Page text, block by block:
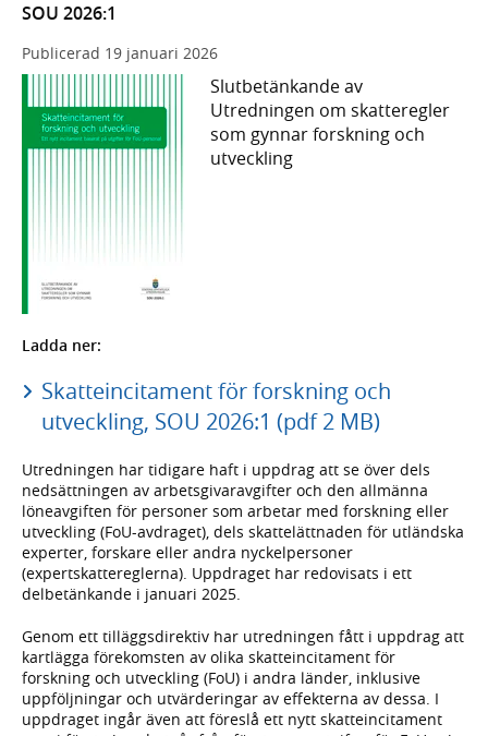
SOU 2026:1
Publicerad 19 januari 2026
Slutbetänkande av
Utredningen om skatteregler
som gynnar forskning och
utveckling
Ladda ner:
Skatteincitament för forskning och
utveckling, SOU 2026:1 (pdf 2 MB)
Utredningen har tidigare haft i uppdrag att se över dels
nedsättningen av arbetsgivaravgifter och den allmänna
löneavgiften för personer som arbetar med forskning eller
utveckling (FoU-avdraget), dels skattelättnaden för utländska
experter, forskare eller andra nyckelpersoner
(expertskattereglerna). Uppdraget har redovisats i ett
delbetänkande i januari 2025.
Genom ett tilläggsdirektiv har utredningen fått i uppdrag att
kartlägga förekomsten av olika skatteincitament för
forskning och utveckling (FoU) i andra länder, inklusive
uppföljningar och utvärderingar av effekterna av dessa. I
uppdraget ingår även att föreslå ett nytt skatteincitament